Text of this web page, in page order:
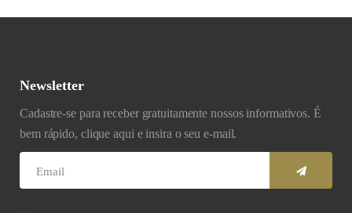
Newsletter
Cadastre-se para receber gratuitamente nossos informativos. É
bem rápido, clique aqui e insira o seu e-mail.